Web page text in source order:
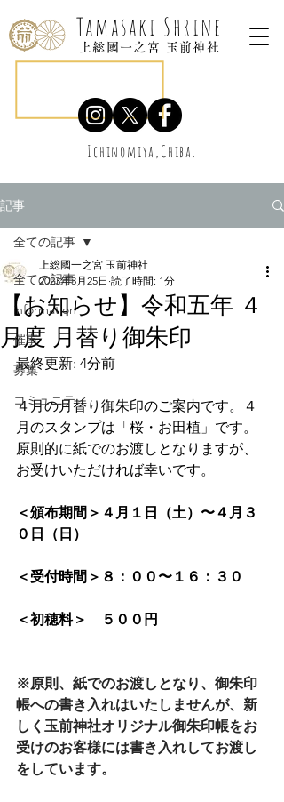
Tamasaki Shrine
上総國一之宮 玉前神社
Ichinomiya,Chiba.
記事
全ての記事
information
催事
募集
コミュニティ
全ての記事
【お知らせ】令和五年 ４
月度 月替り御朱印
上総國一之宮 玉前神社
2023年3月25日 読了時間: 1分
最終更新: 4分前
４月の月替り御朱印のご案内です。４
月のスタンプは「桜・お田植」です。
原則的に紙でのお渡しとなりますが、
お受けいただければ幸いです。
＜頒布期間＞４月１日（土）〜４月３
０日（日）
＜受付時間＞８：００〜１６：３０⁠
＜初穂料＞　５００円
※原則、紙でのお渡しとなり、御朱印
帳への書き入れはいたしませんが、新
しく玉前神社オリジナル御朱印帳をお
受けのお客様には書き入れしてお渡し
をしています。